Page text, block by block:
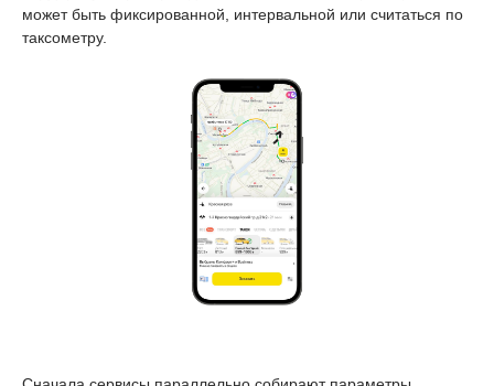
может быть фиксированной, интервальной или считаться по
таксометру.